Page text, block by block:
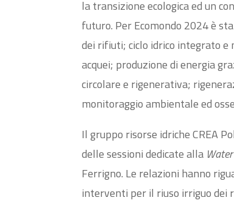
la transizione ecologica ed un
futuro. Per Ecomondo 2024 è
dei rifiuti; ciclo idrico integrato
acquei; produzione di energia
circolare e rigenerativa;
monitoraggio ambientale ed
Il gruppo risorse idriche CREA
delle sessioni dedicate alla
Ferrigno. Le relazioni hanno
interventi per il riuso irriguo dei